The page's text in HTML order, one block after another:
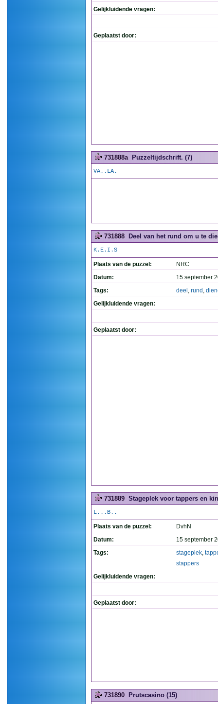
Gelijkluidende vragen:
Geplaatst door:
731888a Puzzeltijdschrift. (7)
VA..LA.
731888 Deel van het rund om u te
K.E.I.S
Plaats van de puzzel:
NRC
Datum:
15 september
Tags:
deel , rund ,
Gelijkluidende vragen:
Geplaatst door:
731889 Stageplek voor tappers en
L...B..
Plaats van de puzzel:
DvhN
Datum:
15 september
Tags:
stageplek,
stappers
Gelijkluidende vragen:
Geplaatst door:
731890 Prutscasino (15)